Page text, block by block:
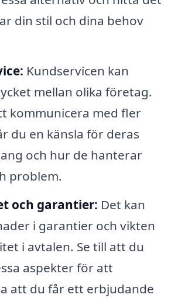
din stil och dina behov
Kundservicen kan
mellan olika företag.
kommunicera med fler
du en känsla för deras
och hur de hanterar
problem.
och garantier: Det kan
i garantier och vikten
i avtalen. Se till att du
aspekter för att
att du får ett erbjudande